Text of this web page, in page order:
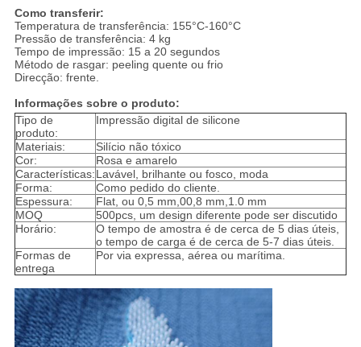
Como transferir:
Temperatura de transferência: 155°C-160°C
Pressão de transferência: 4 kg
Tempo de impressão: 15 a 20 segundos
Método de rasgar: peeling quente ou frio
Direcção: frente.
Informações sobre o produto:
Tipo de
produto:
Impressão digital de silicone
Materiais:
Silício não tóxico
Cor:
Rosa e amarelo
Características:Lavável, brilhante ou fosco, moda
Forma:
Como pedido do cliente.
Espessura:
Flat, ou 0,5 mm,00,8 mm,1.0 mm
MOQ
500pcs, um design diferente pode ser discutido
Horário:
O tempo de amostra é de cerca de 5 dias úteis,
o tempo de carga é de cerca de 5-7 dias úteis.
Formas de
entrega
Por via expressa, aérea ou marítima.